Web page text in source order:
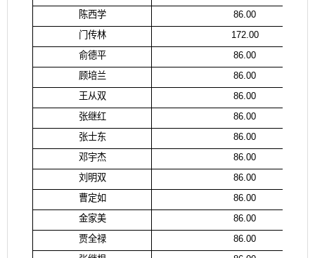
陈西学
86.00
门传林
172.00
俞德平
86.00
顾培兰
86.00
王从双
86.00
张继红
86.00
张士东
86.00
邓宇杰
86.00
刘明双
86.00
曹定如
86.00
金家美
86.00
贾全禄
86.00